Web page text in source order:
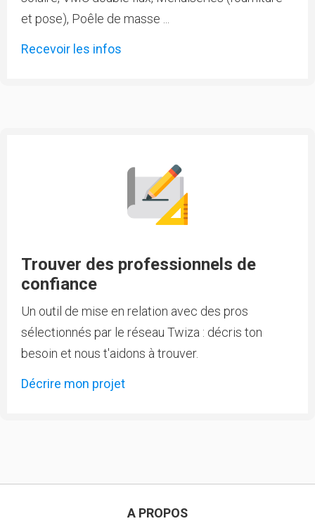
et pose), Poêle de masse ...
Recevoir les infos
Trouver des professionnels de
confiance
Un outil de mise en relation avec des pros
sélectionnés par le réseau Twiza : décris ton
besoin et nous t'aidons à trouver.
Décrire mon projet
A PROPOS